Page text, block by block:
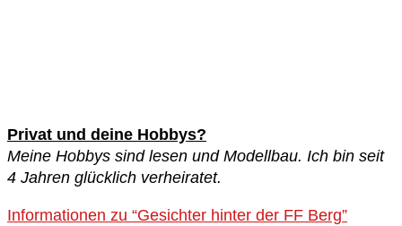
Privat und deine Hobbys?
Meine Hobbys sind lesen und Modellbau. Ich bin seit
4 Jahren glücklich verheiratet.
Informationen zu “Gesichter hinter der FF Berg”